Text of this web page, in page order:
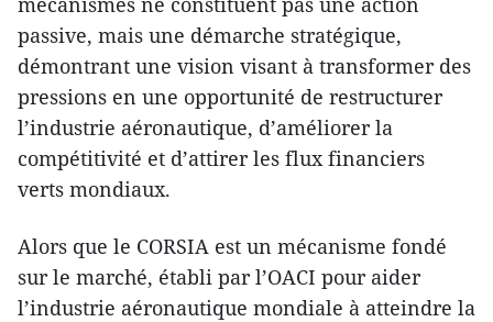
passive, mais une démarche stratégique,
démontrant une vision visant à transformer des
pressions en une opportunité de restructurer
l’industrie aéronautique, d’améliorer la
compétitivité et d’attirer les flux financiers
verts mondiaux.
Alors que le CORSIA est un mécanisme fondé
sur le marché, établi par l’OACI pour aider
l’industrie aéronautique mondiale à atteindre la